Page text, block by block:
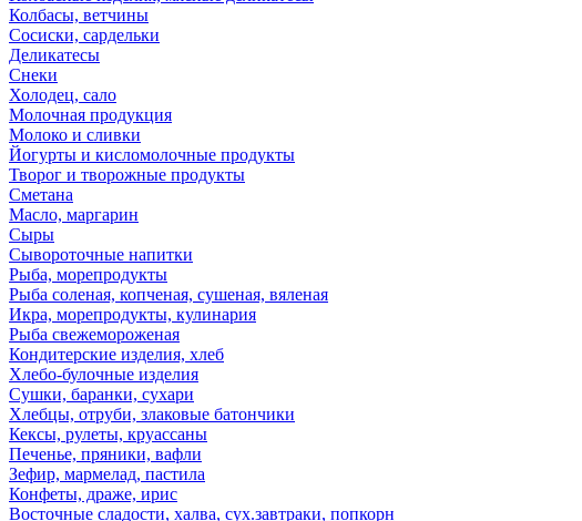
Колбасы, ветчины
Сосиски, сардельки
Деликатесы
Снеки
Холодец, сало
Молочная продукция
Молоко и сливки
Йогурты и кисломолочные продукты
Творог и творожные продукты
Сметана
Масло, маргарин
Сыры
Сывороточные напитки
Рыба, морепродукты
Рыба соленая, копченая, сушеная, вяленая
Икра, морепродукты, кулинария
Рыба свежемороженая
Кондитерские изделия, хлеб
Хлебо-булочные изделия
Сушки, баранки, сухари
Хлебцы, отруби, злаковые батончики
Кексы, рулеты, круассаны
Печенье, пряники, вафли
Зефир, мармелад, пастила
Конфеты, драже, ирис
Восточные сладости, халва, сух.завтраки, попкорн